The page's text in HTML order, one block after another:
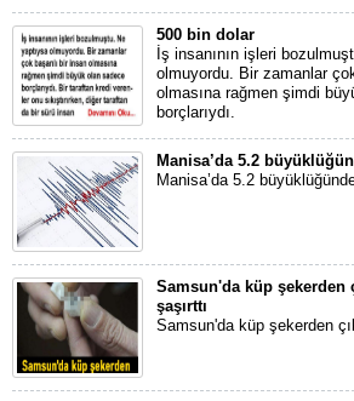
500 bin dolar
İş insanının işleri
olmuyordu. Bir zamanlar
olmasına rağmen şimdi
borçlarıydı.
Manisa’da 5.2
Manisa’da 5.2
Samsun'da küp şekerden
şaşırttı
Samsun'da küp şekerden